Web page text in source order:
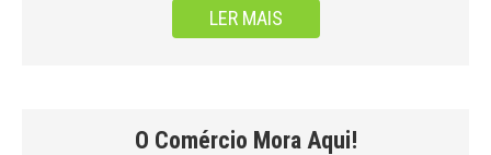
slogan: “Sozinhos vamos mais depressa, mas juntos
vamos mais longe.” Fonte:
LER MAIS
O Comércio Mora Aqui!